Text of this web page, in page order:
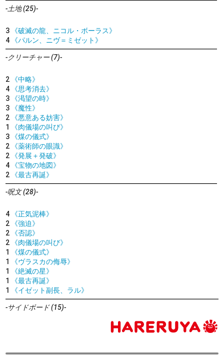
-土地 (25)-
3
《破滅の龍、ニコル・ボーラス》
4
《パルン、ニヴ＝ミゼット》
-クリーチャー (7)-
2
《中略》
4
《思考消去》
3
《渇望の時》
3
《魔性》
2
《悪意ある妨害》
1
《肉儀場の叫び》
3
《煤の儀式》
2
《薬術師の眼識》
2
《発展＋発破》
4
《宝物の地図》
2
《最古再誕》
-呪文 (28)-
4
《正気泥棒》
2
《強迫》
2
《否認》
2
《肉儀場の叫び》
1
《煤の儀式》
1
《ヴラスカの侮辱》
1
《絶滅の星》
1
《最古再誕》
1
《イゼット副長、ラル》
-サイドボード (15)-